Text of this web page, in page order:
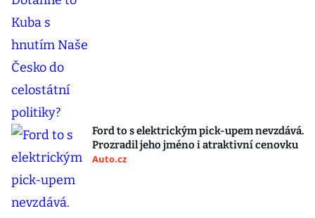
Ford to s elektrickým pick-upem nevzdává.
Prozradil jeho jméno i atraktivní cenovku
Auto.cz